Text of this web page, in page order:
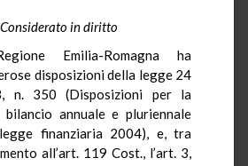
Considerato in diritto
Emilia-Romagna ha
disposizioni della legge 24
n. 350 (Disposizioni per la
annuale e pluriennale
finanziaria 2004), e, tra
all’art. 119 Cost., l’art. 3,